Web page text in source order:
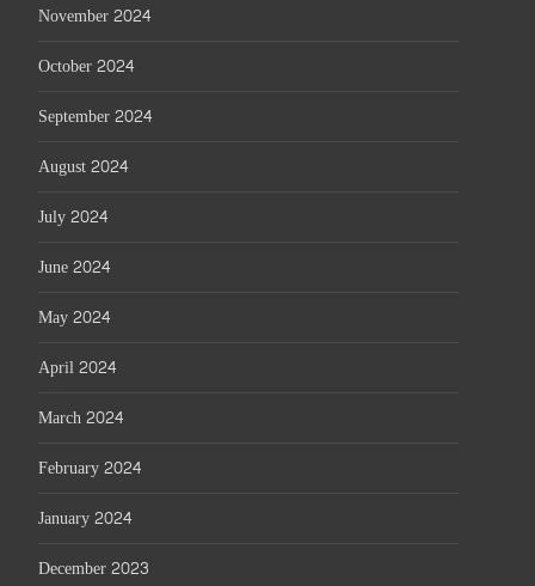
November 2024
October 2024
September 2024
August 2024
July 2024
June 2024
May 2024
April 2024
March 2024
February 2024
January 2024
December 2023